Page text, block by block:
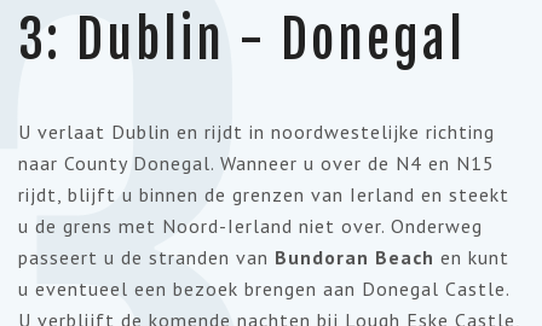
3: Dublin - Donegal
U verlaat Dublin en rijdt in noordwestelijke richting
naar County Donegal. Wanneer u over de N4 en N15
rijdt, blijft u binnen de grenzen van Ierland en steekt
u de grens met Noord-Ierland niet over. Onderweg
passeert u de stranden van Bundoran Beach en kunt
u eventueel een bezoek brengen aan Donegal Castle.
U verblijft de komende nachten bij Lough Eske Castle,